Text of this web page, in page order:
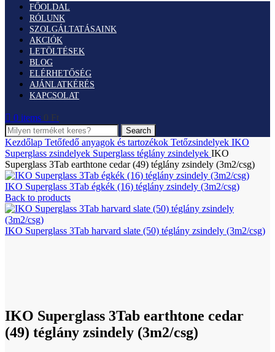
FŐOLDAL
RÓLUNK
SZOLGÁLTATÁSAINK
AKCIÓK
LETÖLTÉSEK
BLOG
ELÉRHETŐSÉG
AJÁNLATKÉRÉS
KAPCSOLAT
0 items 0 Ft
Search
Kezdőlap Tetőfedő anyagok és tartozékok Tetőzsindelyek IKO
Superglass zsindelyek Superglass téglány zsindelyek IKO
Superglass 3Tab earthtone cedar (49) téglány zsindely (3m2/csg)
IKO Superglass 3Tab égkék (16) téglány zsindely (3m2/csg)
Back to products
IKO Superglass 3Tab harvard slate (50) téglány zsindely (3m2/csg)
IKO Superglass 3Tab earthtone cedar
(49) téglány zsindely (3m2/csg)